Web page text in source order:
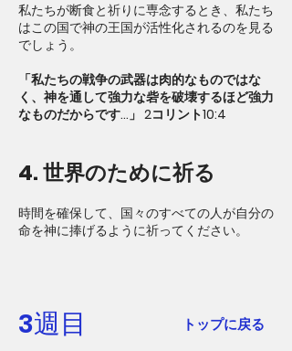
私たちが断食と祈りに専念するとき、私たち
はこの国で神の王国が活性化されるのを見る
でしょう。
「私たちの戦争の武器は肉的なものではな
く、神を通して強力な砦を破壊するほど強力
なものだからです...」 2コリント10:4
4. 世界のために祈る
時間を確保して、国々のすべての人が自分の
命を神に捧げるように祈ってください。
3週目 トップに戻る